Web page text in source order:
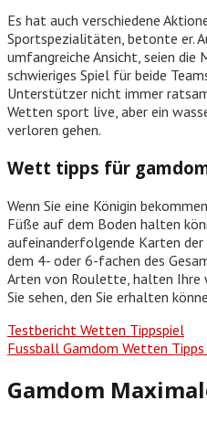
Es hat auch verschiedene
Sportspezialitäten, betonte er.
umfangreiche Ansicht, seien
schwieriges Spiel für beide
Unterstützer nicht immer
Wetten sport live, aber ein
verloren gehen.
Wett tipps für
Wenn Sie eine Königin
Füße auf dem Boden halten
aufeinanderfolgende Karten der
dem 4- oder 6-fachen des
Arten von Roulette, halten Ihre
Sie sehen, den Sie erhalten
Testbericht Wetten Tippspiel
Fussball Gamdom Wetten Tipps
Gamdom